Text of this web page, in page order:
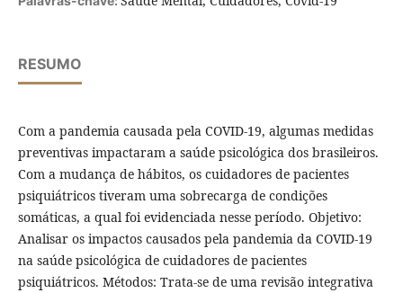
RESUMO
Com a pandemia causada pela COVID-19, algumas medidas
preventivas impactaram a saúde psicológica dos brasileiros.
Com a mudança de hábitos, os cuidadores de pacientes
psiquiátricos tiveram uma sobrecarga de condições
somáticas, a qual foi evidenciada nesse período. Objetivo:
Analisar os impactos causados pela pandemia da COVID-19
na saúde psicológica de cuidadores de pacientes
psiquiátricos. Métodos: Trata-se de uma revisão integrativa